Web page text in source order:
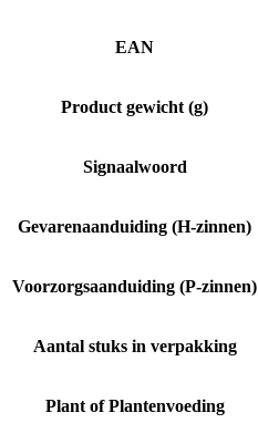
EAN
Product gewicht (g)
Signaalwoord
Gevarenaanduiding (H-zinnen)
Voorzorgsaanduiding (P-zinnen)
Aantal stuks in verpakking
Plant of Plantenvoeding